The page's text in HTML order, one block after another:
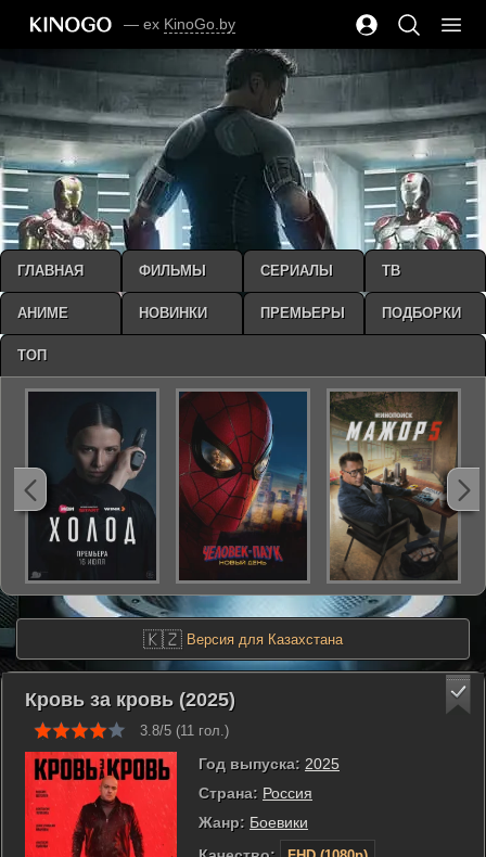
— ex KinoGo.by
🇰🇿 Версия для Казахстана
Кровь за кровь (2025)
3.8/5 (11 гол.)
Год выпуска: 2025
Страна: Россия
Жанр: Боевики
ГЛАВНАЯ ФИЛЬМЫ СЕРИАЛЫ ТВ
АНИМЕ НОВИНКИ ПРЕМЬЕРЫ ПОДБОРКИ
ТОП